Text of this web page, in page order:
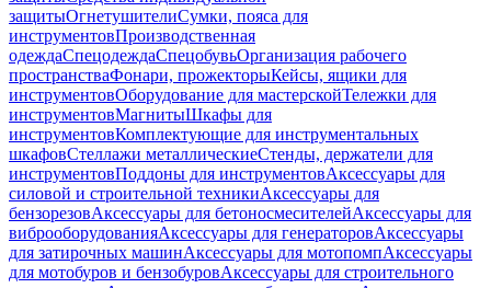
защитыОгнетушителиСумки, пояса для
инструментовПроизводственная
одеждаСпецодеждаСпецобувьОрганизация рабочего
пространстваФонари, прожекторыКейсы, ящики для
инструментовОборудование для мастерскойТележки для
инструментовМагнитыШкафы для
инструментовКомплектующие для инструментальных
шкафовСтеллажи металлическиеСтенды, держатели для
инструментовПоддоны для инструментовАксессуары для
силовой и строительной техникиАксессуары для
бензорезовАксессуары для бетоносмесителейАксессуары для
виброоборудованияАксессуары для генераторовАксессуары
для затирочных машинАксессуары для мотопомпАксессуары
для мотобуров и бензобуровАксессуары для строительного